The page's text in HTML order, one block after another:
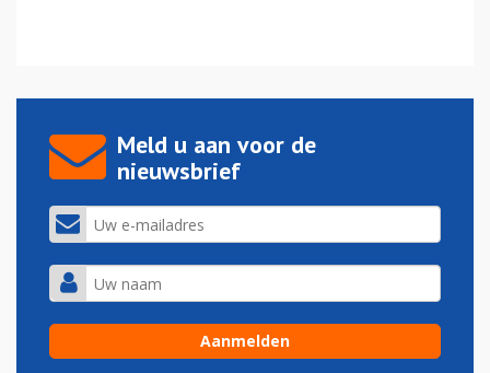
Meld u aan voor de
nieuwsbrief